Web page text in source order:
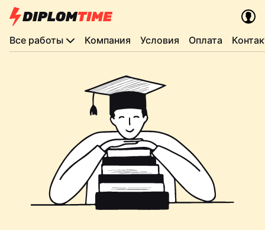
Все работы Компания Условия Оплата